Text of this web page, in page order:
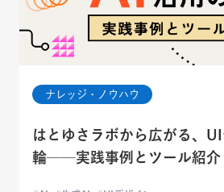
ナレッジ・ノウハウ
はとゆさラボから広がる、
輪──実践事例とツール紹介